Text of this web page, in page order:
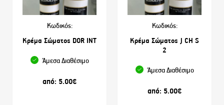
Κωδικός:
Κρέμα Σώματος DOR INT
Άμεσα Διαθέσιμο
από: 5.00€
Κωδικός:
Κρέμα Σώματος J CH S
2
Άμεσα Διαθέσιμο
από: 5.00€